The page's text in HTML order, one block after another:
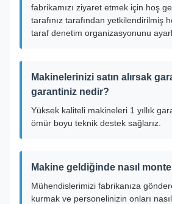
fabrikamızı ziyaret etmek için hoş
tarafınız tarafından yetkilendirilmiş
taraf denetim organizasyonunu
Makinelerinizi satın alırsak
garantiniz nedir?
Yüksek kaliteli makineleri 1 yıllık
ömür boyu teknik destek sağlarız.
Makine geldiğinde nasıl
Mühendislerimizi fabrikanıza
kurmak ve personelinizin onları